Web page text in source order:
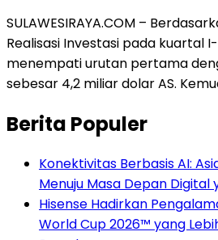
SULAWESIRAYA.COM –
Realisasi Investasi pada kuartal
menempati urutan pertama
sebesar 4,2 miliar dolar AS.
Berita Populer
Konektivitas Berbasis AI:
Menuju Masa Depan Digital
Hisense Hadirkan
World Cup 2026™ yang